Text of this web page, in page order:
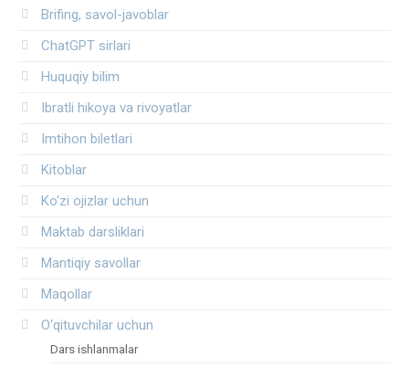
Brifing, savol-javoblar
ChatGPT sirlari
Huquqiy bilim
Ibratli hikoya va rivoyatlar
Imtihon biletlari
Kitoblar
Ko‘zi ojizlar uchun
Maktab darsliklari
Mantiqiy savollar
Maqollar
O‘qituvchilar uchun
Dars ishlanmalar